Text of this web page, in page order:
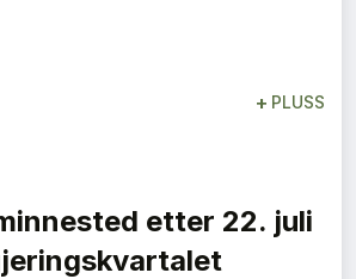
+ PLUSS
etter 22. juli